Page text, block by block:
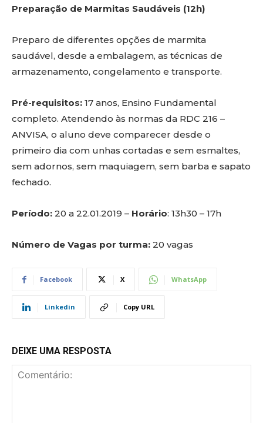
Preparação de Marmitas Saudáveis (12h)
Preparo de diferentes opções de marmita
saudável, desde a embalagem, as técnicas de
armazenamento, congelamento e transporte.
Pré-requisitos: 17 anos, Ensino Fundamental
completo. Atendendo às normas da RDC 216 –
ANVISA, o aluno deve comparecer desde o
primeiro dia com unhas cortadas e sem esmaltes,
sem adornos, sem maquiagem, sem barba e sapato
fechado.
Período: 20 a 22.01.2019 – Horário: 13h30 – 17h
Número de Vagas por turma: 20 vagas
Facebook X WhatsApp
Linkedin Copy URL
DEIXE UMA RESPOSTA